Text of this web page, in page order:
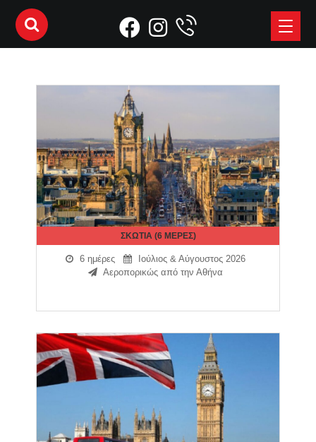
ΣΚΩΤΊΑ (6 ΜΈΡΕΣ)
6 ημέρες
Ιούλιος & Αύγουστος 2026
Αεροπορικώς από την Αθήνα